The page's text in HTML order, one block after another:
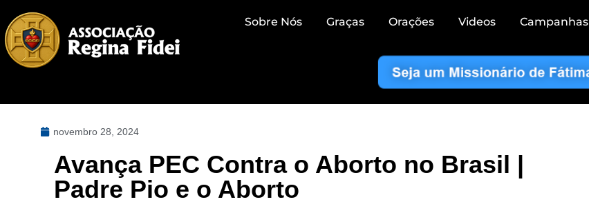
Sobre Nós Graças Orações Videos Campanhas
novembro 28, 2024
Avança PEC Contra o Aborto no Brasil |
Padre Pio e o Aborto